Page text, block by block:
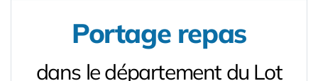
Portage repas
dans le département du Lot